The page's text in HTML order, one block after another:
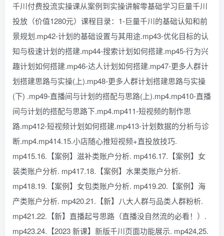
千川付费投流实操课从案例到实操讲解零基础学习巨量千川
投放（价值1280元）课程目录：1-巨量千川的基础认知和前
景规划.mp42-计划的基础设置与其用途.mp43-优化目标的认
知与极速计划的搭建.mp44-搜索计划如何搭建.mp45-行为兴
趣计划如何搭建.mp46-达人计划如何搭建.mp47-更多人群计
划搭建思路与实操(上).mp48-更多人群计划搭建思路与实操
(下) .mp49-直播间与计划的搭配与思路(上).mp4.mp410-直播
间与计划的搭配与思路下.mp4.mp411-短视频的制作思
路.mp412-短视频计划如何搭建.mp413-计划数据的分析与诊
断.mp4.mp414.15.小店随心推短视频+直投放技巧.
mp415.16.【案例】滋补类账户分析. mp416.17.【案例】女
装类账户分析. mp417.18.【案例】水果类账户分析.
mp418.19.【案例】女包类账户分析. mp419.20.【案例】海
产类账户分析. mp420.21.【新】八大人群与品类人群粉析.
mp421.22.【新】直播起号思路（直播没自然流的必看！）.
mp423.24.【2023 新课】新版千川页面功能展示. mp424,25.